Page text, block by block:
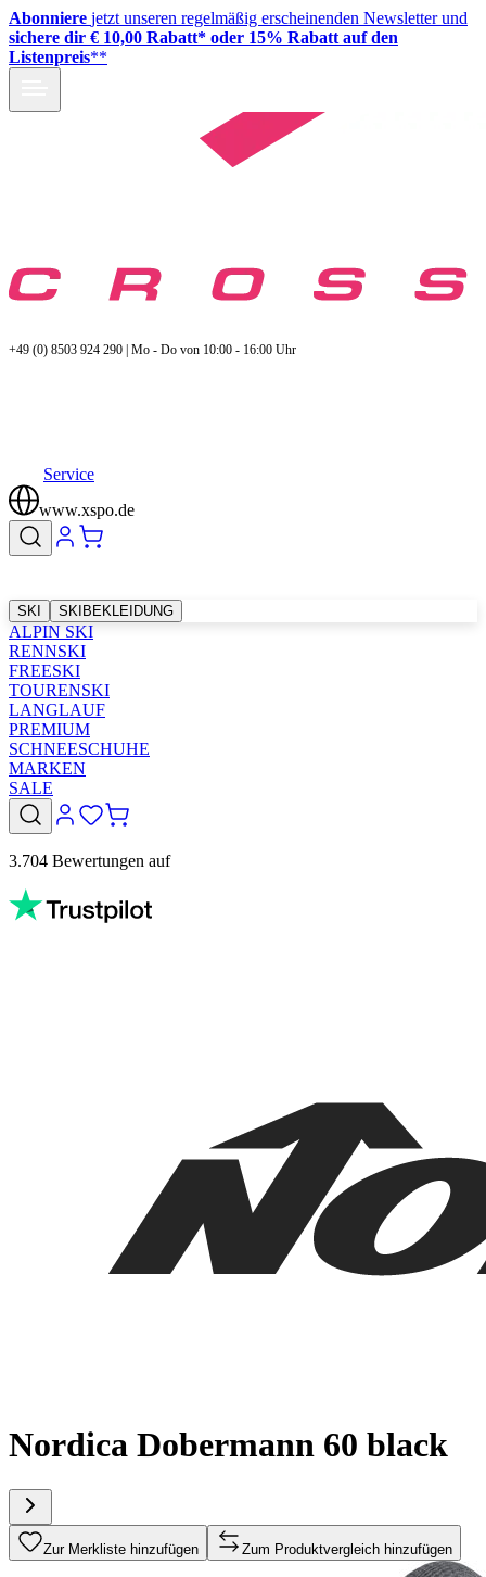
Abonniere jetzt unseren regelmäßig erscheinenden Newsletter und
sichere dir € 10,00 Rabatt* oder 15% Rabatt auf den
Listenpreis**
+49 (0) 8503 924 290 | Mo - Do von 10:00 - 16:00 Uhr
Service
www.xspo.de
SKI SKIBEKLEIDUNG
ALPIN SKI
RENNSKI
FREESKI
TOURENSKI
LANGLAUF
PREMIUM
SCHNEESCHUHE
MARKEN
SALE
3.704 Bewertungen auf
Nordica Dobermann 60 black
Zur Merkliste hinzufügen Zum Produktvergleich hinzufügen